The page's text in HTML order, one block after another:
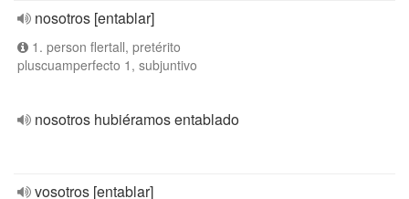
nosotros [entablar]
1. person flertall, pretérito
pluscuamperfecto 1, subjuntivo
nosotros hubiéramos entablado
vosotros [entablar]